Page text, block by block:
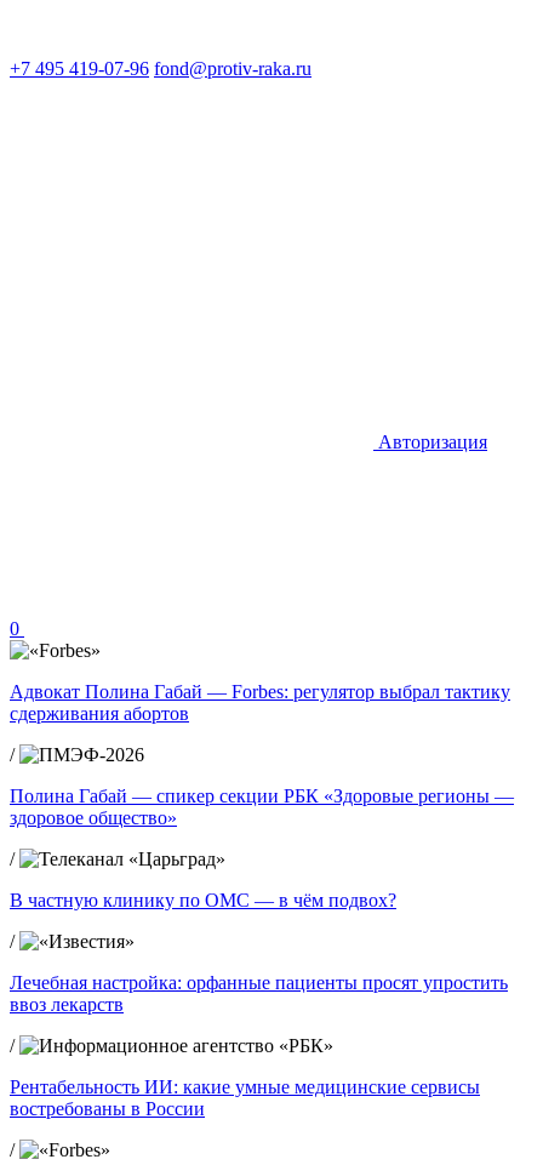
+7 495 419-07-96 fond@protiv-raka.ru
Авторизация
0
Адвокат Полина Габай — Forbes: регулятор выбрал тактику
сдерживания абортов
/
Полина Габай — спикер секции РБК «Здоровые регионы —
здоровое общество»
/
В частную клинику по ОМС — в чём подвох?
/
Лечебная настройка: орфанные пациенты просят упростить
ввоз лекарств
/
Рентабельность ИИ: какие умные медицинские сервисы
востребованы в России
/